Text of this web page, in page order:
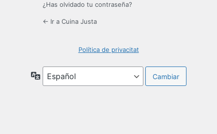
¿Has olvidado tu contraseña?
← Ir a Cuina Justa
Política de privacitat
Idioma